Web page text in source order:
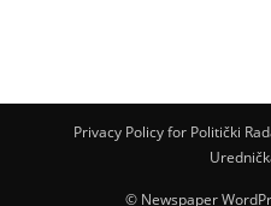
Privacy Policy for Politički
© Newspaper